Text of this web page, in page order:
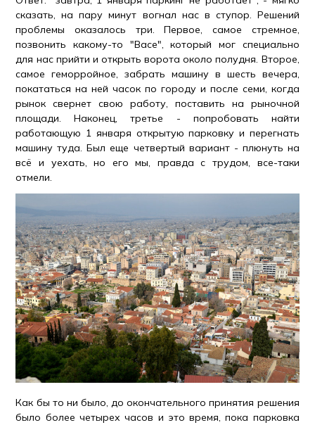
сказать, на пару минут вогнал нас в ступор. Решений
проблемы оказалось три. Первое, самое стремное,
позвонить какому-то "Васе", который мог специально
для нас прийти и открыть ворота около полудня. Второе,
самое геморройное, забрать машину в шесть вечера,
покататься на ней часок по городу и после семи, когда
рынок свернет свою работу, поставить на рыночной
площади. Наконец, третье - попробовать найти
работающую 1 января открытую парковку и перегнать
машину туда. Был еще четвертый вариант - плюнуть на
всё и уехать, но его мы, правда с трудом, все-таки
отмели.
Как бы то ни было, до окончательного принятия решения
было более четырех часов и это время, пока парковка